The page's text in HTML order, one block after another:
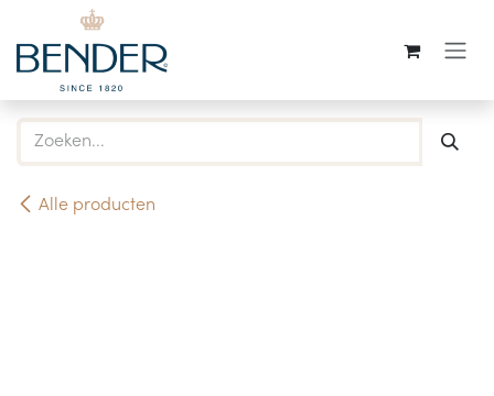
Overslaan naar inhoud
Alle producten